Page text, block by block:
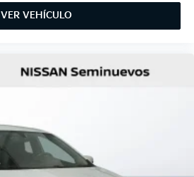
VER VEHÍCULO